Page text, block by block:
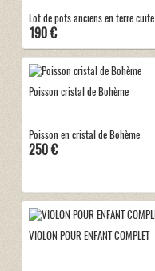
Lot de pots anciens en terre cuite
190 €
Poisson cristal de Bohème
Poisson en cristal de Bohème
250 €
VIOLON POUR ENFANT COMPLET